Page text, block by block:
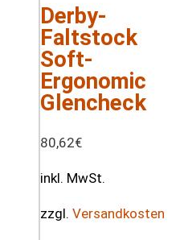
Derby-
Faltstock
Soft-
Ergonomic
Glencheck
80,62€
inkl. MwSt.
zzgl. Versandkosten